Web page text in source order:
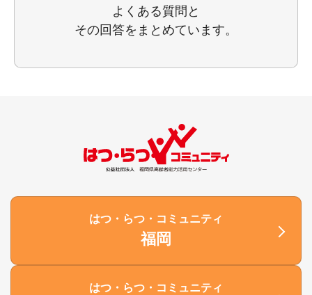
よくある質問と
その回答をまとめています。
はつ・らつ・コミュニティ
福岡
はつ・らつ・コミュニティ